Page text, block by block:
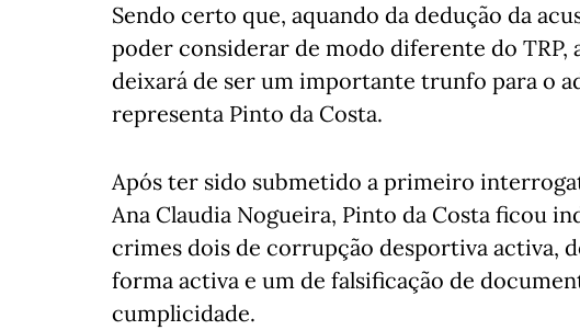
Sendo certo que, aquando da dedução da
poder considerar de modo diferente do TRP,
deixará de ser um importante trunfo para o
representa Pinto da Costa.
Após ter sido submetido a primeiro
Ana Claudia Nogueira, Pinto da Costa ficou
crimes dois de corrupção desportiva activa,
forma activa e um de falsificação de
cumplicidade.